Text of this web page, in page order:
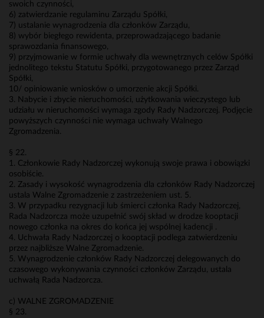
swoich czynności,
6) zatwierdzanie regulaminu Zarządu Spółki,
7) ustalanie wynagrodzenia dla członków Zarządu,
8) wybór biegłego rewidenta, przeprowadzającego badanie
sprawozdania finansowego,
9) przyjmowanie w formie uchwały dla wewnętrznych celów Spółki
jednolitego tekstu Statutu Spółki, przygotowanego przez Zarząd
Spółki,
10/ opiniowanie wniosków o umorzenie akcji Spółki.
3. Nabycie i zbycie nieruchomości, użytkowania wieczystego lub
udziału w nieruchomości wymaga zgody Rady Nadzorczej. Podjęcie
powyższych czynności nie wymaga uchwały Walnego
Zgromadzenia.
§ 22.
1. Członkowie Rady Nadzorczej wykonują swoje prawa i obowiązki
osobiście.
2. Zasady i wysokość wynagrodzenia dla członków Rady Nadzorczej
ustala Walne Zgromadzenie z zastrzeżeniem ust. 5.
3. W przypadku rezygnacji lub śmierci członka Rady Nadzorczej,
Rada Nadzorcza może uzupełnić swój skład w drodze kooptacji
nowego członka na okres do końca jej wspólnej kadencji .
4. Uchwała Rady Nadzorczej o kooptacji podlega zatwierdzeniu
przez najbliższe Walne Zgromadzenie.
5. Wynagrodzenie członków Rady Nadzorczej delegowanych do
czasowego wykonywania czynności członków Zarządu, ustala
uchwałą Rada Nadzorcza.
c) WALNE ZGROMADZENIE
§ 23.